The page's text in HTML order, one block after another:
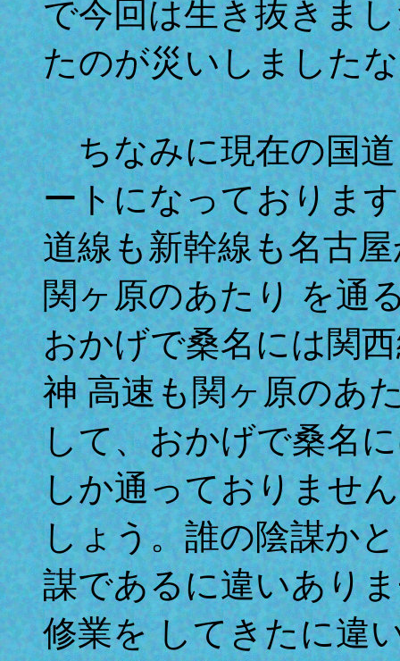
で今回は生き抜きま
たのが災いしました
ちなみに現在の国道
ートになっておりま
道線も新幹線も名古
関ヶ原のあたり を通
おかげで桑名には関
神 高速も関ヶ原のあ
して、おかげで桑名
しか通っておりませ
しょう。誰の陰謀か
謀であるに違いあり
修業を してきたに違